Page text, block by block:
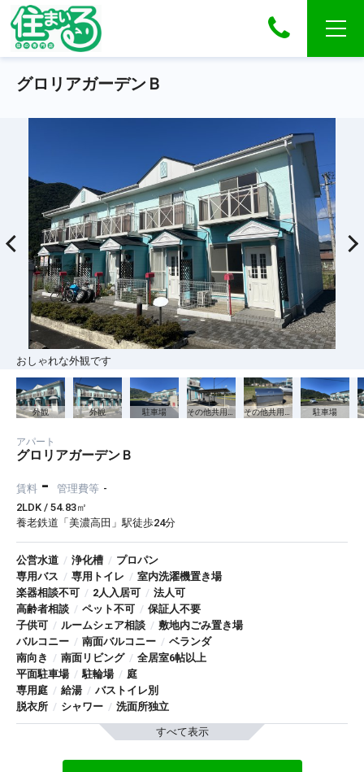
グロリアガーデンＢ
おしゃれな外観です
外観 外観 駐車場 その他共用部分 駐車場
アパート
グロリアガーデンＢ
賃料 - 管理費等 -
2LDK / 54.83㎡
養老鉄道「美濃高田」駅徒歩24分
公営水道 / 浄化槽 / プロパン
専用バス / 専用トイレ / 室内洗濯機置き場
楽器相談不可 / 2人入居可 / 法人可
高齢者相談 / ペット不可 / 保証人不要
子供可 / ルームシェア相談 / 敷地内ごみ置き場
バルコニー / 南面バルコニー / ベランダ
南向き / 南面リビング / 全居室6帖以上
平面駐車場 / 駐輪場 / 庭
専用庭 / 給湯 / バストイレ別
脱衣所 / シャワー / 洗面所独立
すべて表示